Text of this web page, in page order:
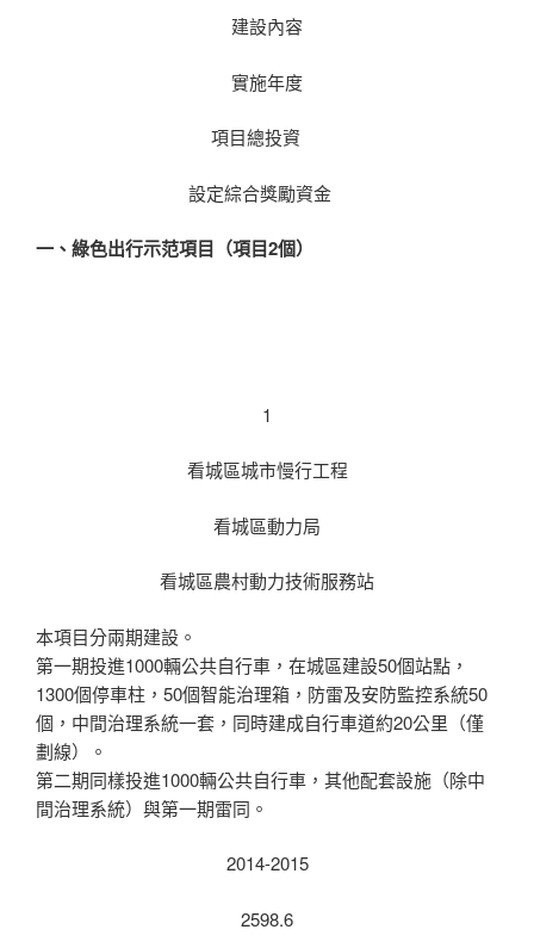
建設內容
實施年度
項目總投資
設定綜合獎勵資金
一、綠色出行示范項目（項目2個）
1
看城區城市慢行工程
看城區動力局
看城區農村動力技術服務站
本項目分兩期建設。
第一期投進1000輛公共自行車，在城區建設50個站點，
1300個停車柱，50個智能治理箱，防雷及安防監控系統50
個，中間治理系統一套，同時建成自行車道約20公里（僅
劃線）。
第二期同樣投進1000輛公共自行車，其他配套設施（除中
間治理系統）與第一期雷同。
2014-2015
2598.6